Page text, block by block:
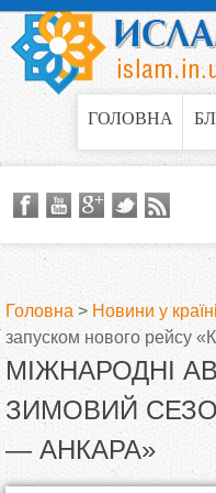
ГОЛОВНА
В
и
є
Головна > Новини у країні
запуском нового рейсу
МІЖНАРОДНІ
ЗИМОВИЙ
— АНКАРА»